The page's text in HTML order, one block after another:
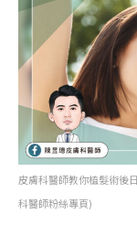
皮膚科醫師教你植髮術後
科醫師粉絲專頁)